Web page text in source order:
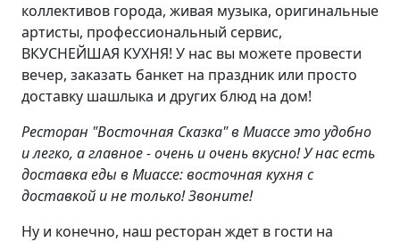
коллективов города, живая музыка, оригинальные
артисты, профессиональный сервис,
ВКУСНЕЙШАЯ КУХНЯ! У нас вы можете провести
вечер, заказать банкет на праздник или просто
доставку шашлыка и других блюд на дом!
Ресторан "Восточная Сказка" в Миассе это удобно
и легко, а главное - очень и очень вкусно! У нас есть
доставка еды в Миассе: восточная кухня с
доставкой и не только! Звоните!
Ну и конечно, наш ресторан ждет в гости на